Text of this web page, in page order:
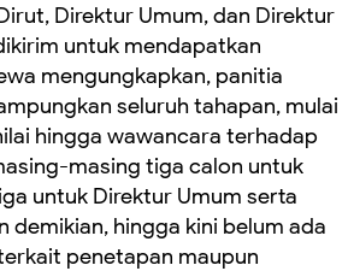
Direktur Umum, dan Direktur
untuk mendapatkan
mengungkapkan, panitia
seluruh tahapan, mulai
hingga wawancara terhadap
masing tiga calon untuk
untuk Direktur Umum serta
demikian, hingga kini belum ada
penetapan maupun